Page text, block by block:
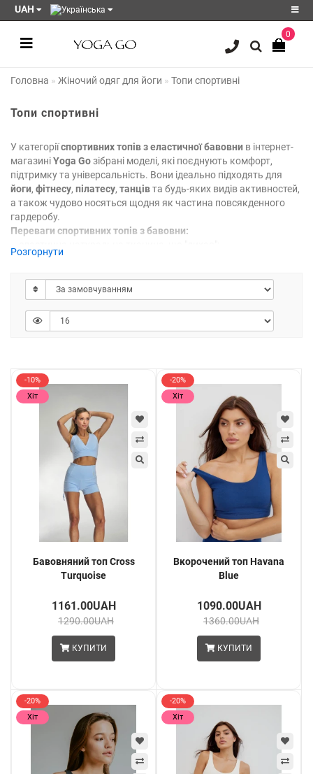
UAH
Реєстрація
Авторизація
Мої
закладки0
0
Головна Жіночий одяг для йоги Топи спортивні
Топи спортивні
У категоріїспортивних топів з еластичної бавовни в інтернет-
магазиніYoga Go зібрані моделі, які поєднують комфорт,
підтримку та універсальність. Вони ідеально підходять для
йоги, фітнесу, пілатесу, танцівта будь-яких видів активностей,
а також чудово носяться щодня як частина повсякденного
гардеробу.
Переваги спортивних топів з бавовни:
– комфортна посадка без тиску;
– м’якість, що не подразнює шкіру;
– стильний вигляд і універсальність.
Обирайте спортивні топи з еластичної бавовни в Yoga Go – для
тренувань, прогулянок і повсякденного носіння з
Розгорнути
-10%
Хіт
Бавовняний топ Cross
Turquoise
1161.00UAH
1290.00UAH
КУПИТИ
-20%
Хіт
Вкорочений топ Havana
Blue
1090.00UAH
1360.00UAH
КУПИТИ
-20%
Хіт
-20%
Хіт